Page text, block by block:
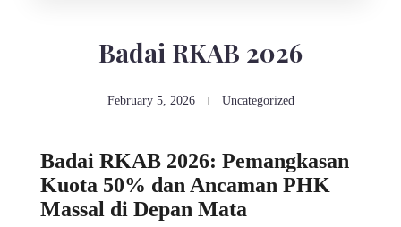
Badai RKAB 2026
February 5, 2026 Uncategorized
Badai RKAB 2026: Pemangkasan
Kuota 50% dan Ancaman PHK
Massal di Depan Mata